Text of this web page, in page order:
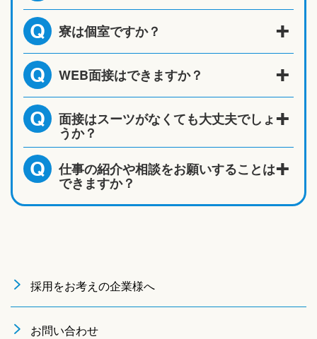
Q 寮は個室ですか？
Q WEB面接はできますか？
Q 面接はスーツがなくても大丈夫でしょ
うか？
Q 仕事の紹介や相談をお願いすることは
できますか？
採用をお考えの企業様へ
お問い合わせ